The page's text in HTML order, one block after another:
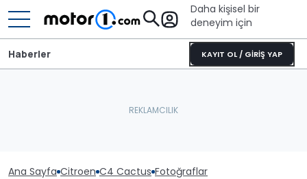
Daha kişisel bir
deneyim için
KAYIT OL / GİRİŞ YAP
Haberler
Ana Sayfa Citroen C4 Cactus Fotoğraflar